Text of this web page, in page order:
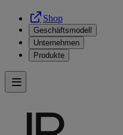
Shop
Geschäftsmodell
Unternehmen
Produkte